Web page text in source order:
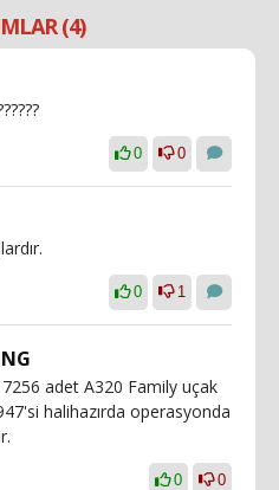
(4)
0 0
0 1
adet A320 Family uçak
halihazırda operasyonda
0 0